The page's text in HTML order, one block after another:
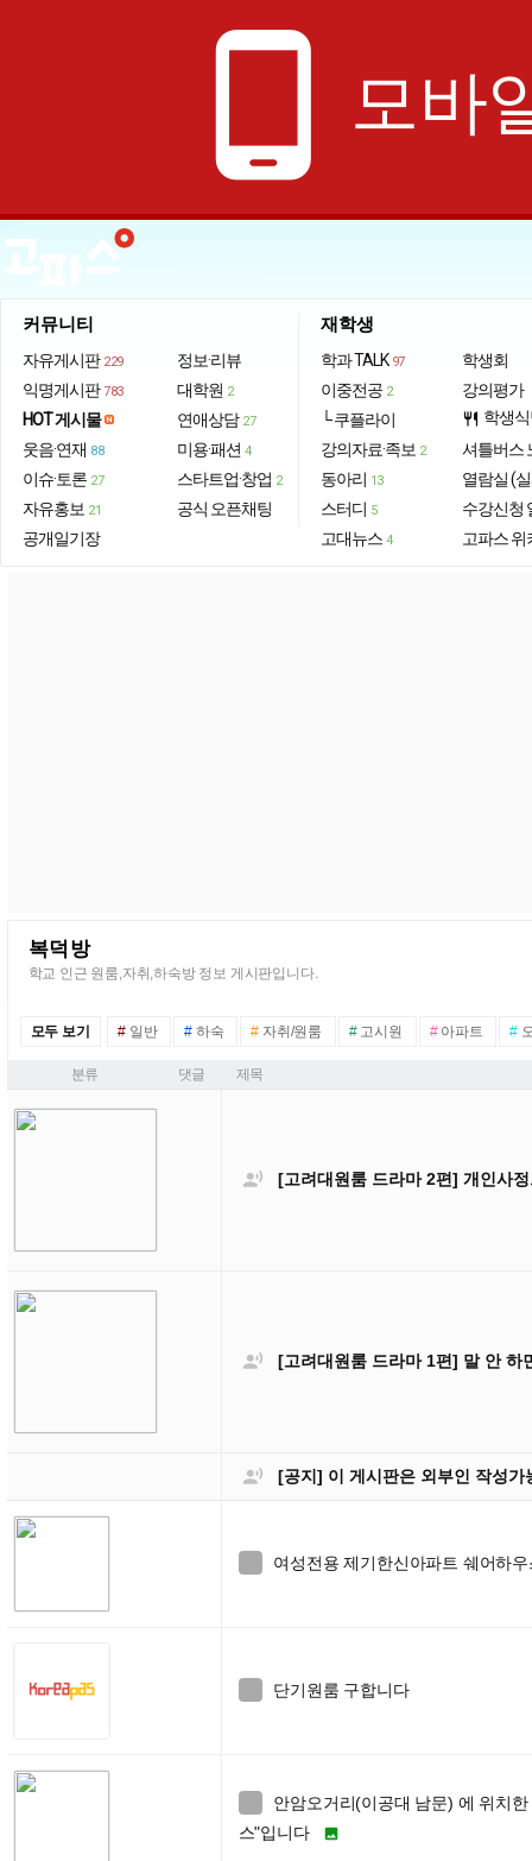
phone_android 모바
커뮤니티
자유게시판 229
익명게시판 783
HOT 게시물
웃음·연재 88
이슈·토론 27
자유홍보 21
공개일기장
정보·리뷰
대학원 2
연애상담 27
미용·패션 4
스타트업·창업 2
공식 오픈채팅
재학생
학과 TALK 97
이중전공 2
└ 쿠플라이
강의자료·족보 2
동아리 13
스터디 5
고대뉴스 4
학생회
강의평가
restaurant 학생
셔틀버스
열람실 (
수강신청
고파스 위
복덕방
학교 인근 원룸,자취,하숙방 정보 게시판입니다.
모두 보기 # 일반 # 하숙 # 자취/원룸 #고시원 #아파트 #
분류 댓글 제목
 [고려대원룸 드라마 2편] 개인사
 [고려대원룸 드라마 1편] 말 안 하
 [공지] 이 게시판은 외부인 작성가
여성전용 제기한신아파트 쉐어하
단기원룸 구합니다
안암오거리(이공대 남문) 에 위치
스"입니다
